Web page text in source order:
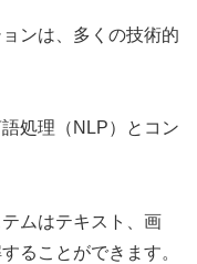
ンは、多くの技術的
処理（NLP）とコン
ムはテキスト、画
ることができます。